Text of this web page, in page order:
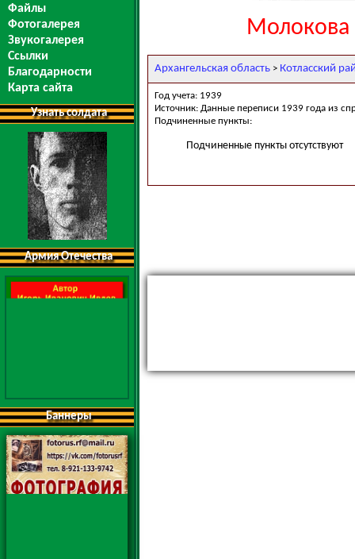
Файлы
Фотогалерея
Звукогалерея
Ссылки
Благодарности
Карта сайта
Узнать солдата
Армия Отечества
Баннеры
Молокова
Архангельская область > Котласский
Год учета: 1939
Источник: Данные переписи 1939 года из
Подчиненные пункты:
Подчиненные пункты отсутствуют